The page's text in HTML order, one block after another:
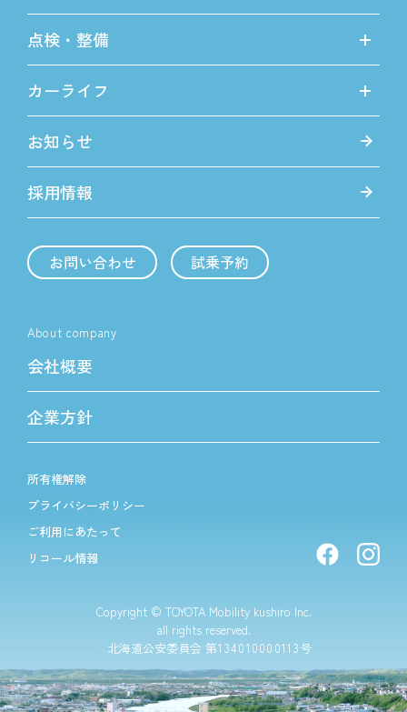
点検・整備
カーライフ
お知らせ
採用情報
お問い合わせ 試乗予約
About company
会社概要
企業方針
所有権解除
プライバシーポリシー
ご利用にあたって
リコール情報
Copyright © TOYOTA Mobility kushiro Inc.
all rights reserved.
北海道公安委員会 第134010000113号